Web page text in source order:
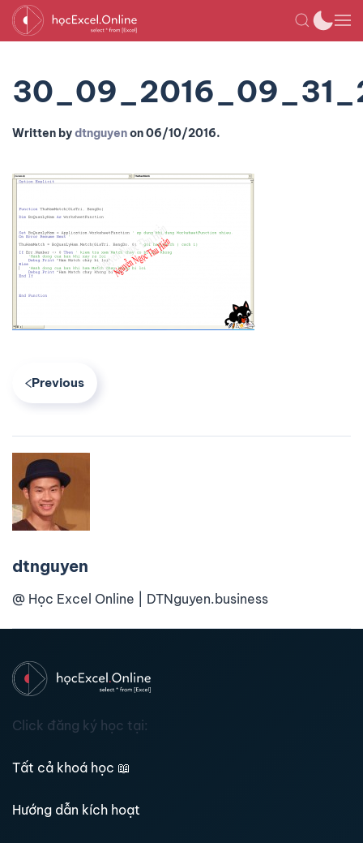
Written bydtnguyenon06/10/2016.
Previous
dtnguyen
@ Học Excel Online | DTNguyen.business
Click đăng ký học tại:
Tất cả khoá học 📖
Hướng dẫn kích hoạt